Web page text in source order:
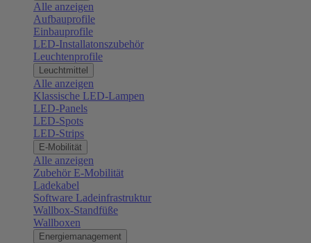
Alle anzeigen
Aufbauprofile
Einbauprofile
LED-Installatonszubehör
Leuchtenprofile
Leuchtmittel
Alle anzeigen
Klassische LED-Lampen
LED-Panels
LED-Spots
LED-Strips
E-Mobilität
Alle anzeigen
Zubehör E-Mobilität
Ladekabel
Software Ladeinfrastruktur
Wallbox-Standfüße
Wallboxen
Energiemanagement